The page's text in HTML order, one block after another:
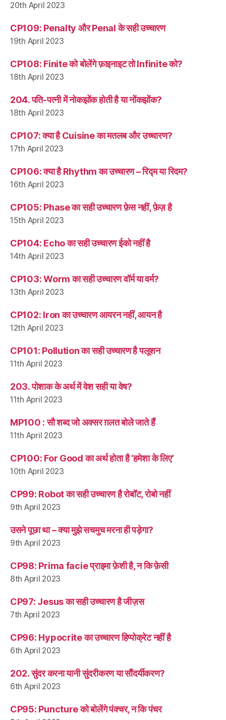
20th April 2023
CP109: Penalty और Penal के सही उच्चारण
19th April 2023
CP108: Finite को बोलेंगे फ़ाइनाइट तो Infinite को?
18th April 2023
204. पति-पत्नी में नोकझोंक होती है या नोंकझोंक?
18th April 2023
CP107: क्या है Cuisine का मतलब और उच्चारण?
17th April 2023
CP106: क्या है Rhythm का उच्चारण – रिद्म या रिदम?
16th April 2023
CP105: Phase का सही उच्चारण फ़ेस नहीं, फ़ेज़ है
15th April 2023
CP104: Echo का सही उच्चारण ईको नहीं है
14th April 2023
CP103: Worm का सही उच्चारण वॉर्म या वर्म?
13th April 2023
CP102: Iron का उच्चारण आयरन नहीं, आयन है
12th April 2023
CP101: Pollution का सही उच्चारण है पलूशन
11th April 2023
203. पोशाक के अर्थ में वेश सही या वेष?
11th April 2023
MP100 : सौ शब्द जो अक्सर ग़लत बोले जाते हैं
11th April 2023
CP100: For Good का अर्थ होता है ‘हमेशा के लिए’
10th April 2023
CP99: Robot का सही उच्चारण है रोबॉट, रोबो नहीं
9th April 2023
उसने पूछा था – क्या मुझे सचमुच मरना ही पड़ेगा?
9th April 2023
CP98: Prima facie प्राइमा फ़ेशी है, न कि फ़ेसी
8th April 2023
CP97: Jesus का सही उच्चारण है जीज़स
7th April 2023
CP96: Hypocrite का उच्चारण हिप्पोक्रेट नहीं है
6th April 2023
202. सुंदर करना यानी सुंदरीकरण या सौंदर्यीकरण?
6th April 2023
CP95: Puncture को बोलेंगे पंक्चर, न कि पंचर